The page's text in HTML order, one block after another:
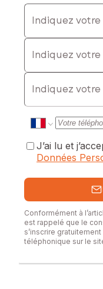
Indiquez votre
Indiquez votre
E-mail
J’ai lu et
Données
Conformément à
est rappelé que le
s’inscrire
téléphonique sur le